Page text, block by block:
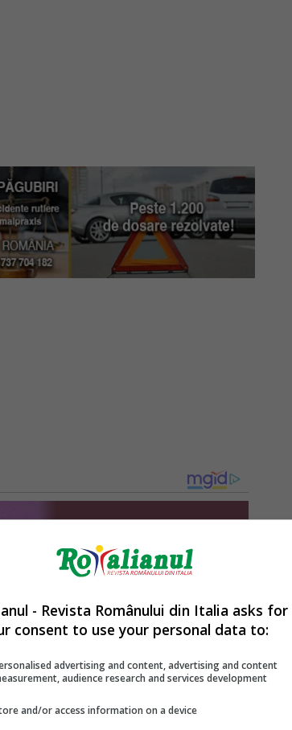
- Revista Românului din Italia asks for
consent to use your personal data to:
advertising and content, advertising and content
audience research and services development
and/or access information on a device